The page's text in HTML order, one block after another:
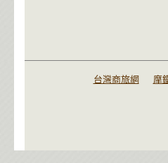
台灣商旅網 摩